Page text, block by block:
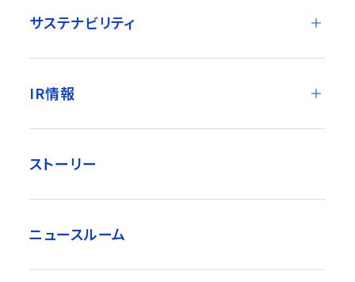
サステナビリティ
IR情報
ストーリー
ニュースルーム